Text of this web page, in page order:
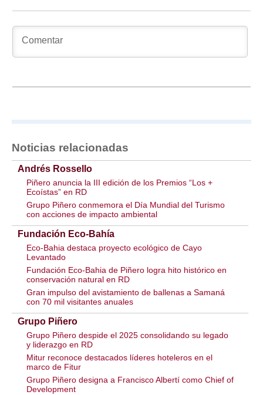
Noticias relacionadas
Andrés Rossello
Piñero anuncia la III edición de los Premios “Los +
Ecoístas” en RD
Grupo Piñero conmemora el Día Mundial del Turismo
con acciones de impacto ambiental
Fundación Eco-Bahía
Eco-Bahia destaca proyecto ecológico de Cayo
Levantado
Fundación Eco-Bahia de Piñero logra hito histórico en
conservación natural en RD
Gran impulso del avistamiento de ballenas a Samaná
con 70 mil visitantes anuales
Grupo Piñero
Grupo Piñero despide el 2025 consolidando su legado
y liderazgo en RD
Mitur reconoce destacados líderes hoteleros en el
marco de Fitur
Grupo Piñero designa a Francisco Albertí como Chief of
Development